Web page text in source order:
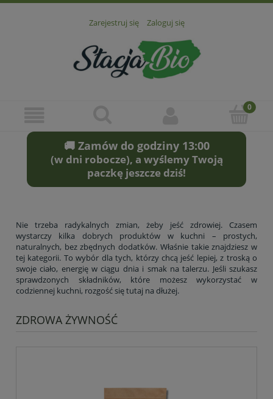
Zarejestruj się Zaloguj się
🚚 Zamów do godziny 13:00
(w dni robocze), a wyślemy Twoją
paczkę jeszcze dziś!
Nie trzeba radykalnych zmian, żeby jeść zdrowiej. Czasem
wystarczy kilka dobrych produktów w kuchni – prostych,
naturalnych, bez zbędnych dodatków. Właśnie takie znajdziesz w
tej kategorii. To wybór dla tych, którzy chcą jeść lepiej, z troską o
swoje ciało, energię w ciągu dnia i smak na talerzu. Jeśli szukasz
sprawdzonych składników, które możesz wykorzystać w
codziennej kuchni, rozgość się tutaj na dłużej.
ZDROWA ŻYWNOŚĆ